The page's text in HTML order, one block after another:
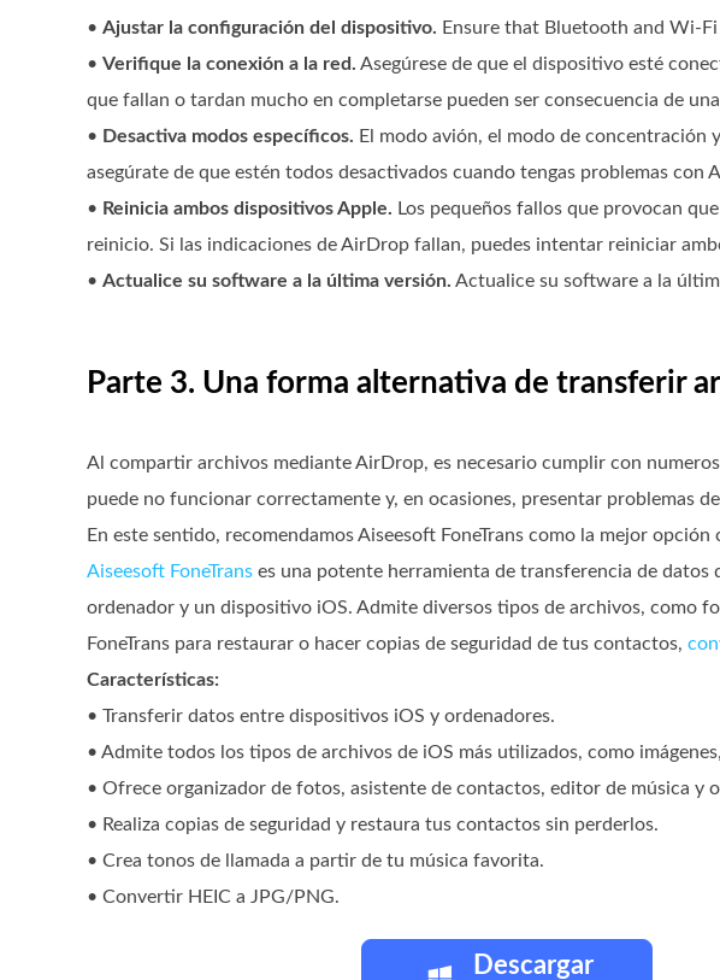
• Ajustar la configuración del dispositivo. Ensure that Bluetooth and Wi-
• Verifique la conexión a la red. Asegúrese de que el dispositivo esté
que fallan o tardan mucho en completarse pueden ser consecuencia de
• Desactiva modos específicos. El modo avión, el modo de concentración y
asegúrate de que estén todos desactivados cuando tengas problemas con
• Reinicia ambos dispositivos Apple. Los pequeños fallos que provocan
reinicio. Si las indicaciones de AirDrop fallan, puedes intentar reiniciar
• Actualice su software a la última versión. Actualice su software a la
Parte 3. Una forma alternativa de transferir
Al compartir archivos mediante AirDrop, es necesario cumplir con
puede no funcionar correctamente y, en ocasiones, presentar problemas
En este sentido, recomendamos Aiseesoft FoneTrans como la mejor
Aiseesoft FoneTrans es una potente herramienta de transferencia de
ordenador y un dispositivo iOS. Admite diversos tipos de archivos, como
FoneTrans para restaurar o hacer copias de seguridad de tus contactos,
Características:
• Transferir datos entre dispositivos iOS y ordenadores.
• Admite todos los tipos de archivos de iOS más utilizados, como
• Ofrece organizador de fotos, asistente de contactos, editor de música y
• Realiza copias de seguridad y restaura tus contactos sin perderlos.
• Crea tonos de llamada a partir de tu música favorita.
• Convertir HEIC a JPG/PNG.
Descargar